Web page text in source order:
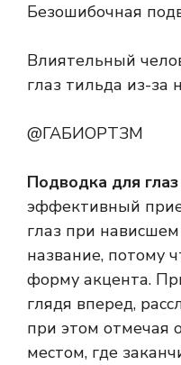
Безошибочная
Влиятельный
глаз тильда из-за
@ГАБИОРТЗМ
Подводка для
эффективный
глаз при
название, потому
форму акцента.
глядя вперед,
при этом отмечая
местом, где